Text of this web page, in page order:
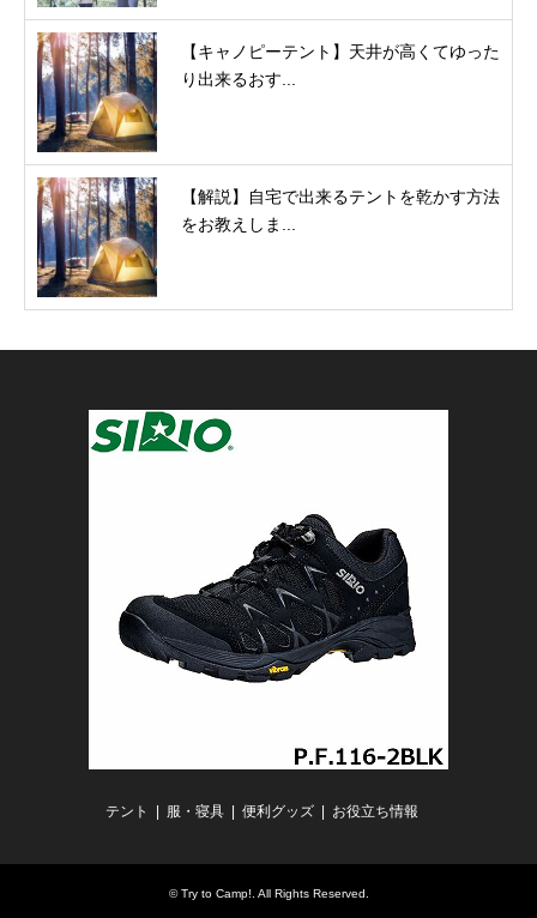
【キャノピーテント】天井が高くてゆった
り出来るおす...
【解説】自宅で出来るテントを乾かす方法
をお教えしま...
テント 服・寝具 便利グッズ お役立ち情報
©Try to Camp! . All Rights Reserved.